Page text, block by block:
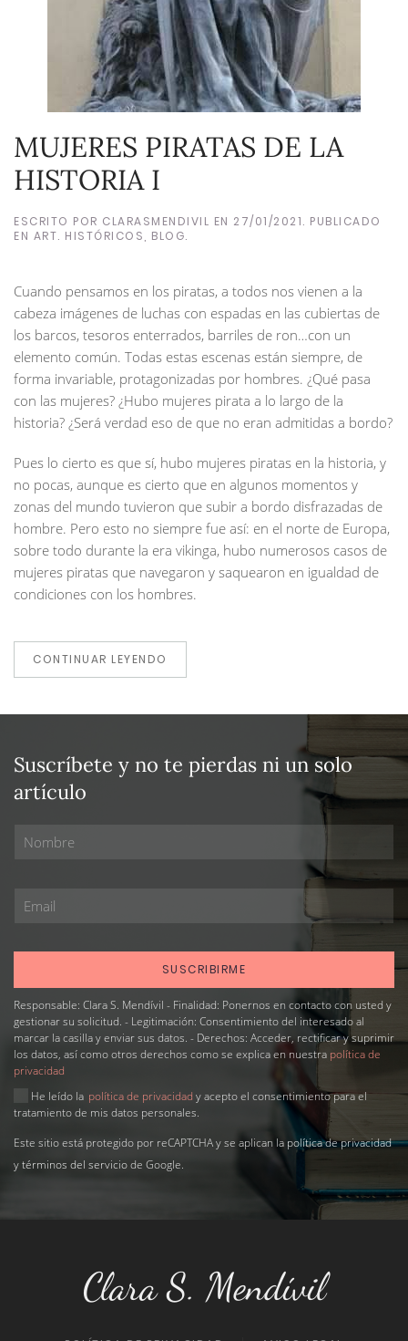
MUJERES PIRATAS DE LA
HISTORIA I
ESCRITO POR CLARASMENDIVIL EN 27/01/2021. PUBLICADO
EN ART. HISTÓRICOS BLOG.
Cuando pensamos en los piratas, a todos nos vienen a la
cabeza imágenes de luchas con espadas en las cubiertas de
los barcos, tesoros enterrados, barriles de ron…con un
elemento común. Todas estas escenas están siempre, de
forma invariable, protagonizadas por hombres. ¿Qué pasa
con las mujeres? ¿Hubo mujeres pirata a lo largo de la
historia? ¿Será verdad eso de que no eran admitidas a bordo?
Pues lo cierto es que sí, hubo mujeres piratas en la historia, y
no pocas, aunque es cierto que en algunos momentos y
zonas del mundo tuvieron que subir a bordo disfrazadas de
hombre. Pero esto no siempre fue así: en el norte de Europa,
sobre todo durante la era vikinga, hubo numerosos casos de
mujeres piratas que navegaron y saquearon en igualdad de
condiciones con los hombres.
CONTINUAR LEYENDO
Suscríbete y no te pierdas ni un solo
artículo
Responsable: Clara S. Mendívil - Finalidad: Ponernos en contacto con usted y
gestionar su solicitud. - Legitimación: Consentimiento del interesado al
marcar la casilla y enviar sus datos. - Derechos: Acceder, rectificar y suprimir
los datos, así como otros derechos como se explica en nuestra política de
privacidad
He leído la política de privacidad y acepto el consentimiento para el
tratamiento de mis datos personales.
Este sitio está protegido por reCAPTCHA y se aplican la política de privacidad
ytérminos del serviciode Google.
Clara S. Mendívil